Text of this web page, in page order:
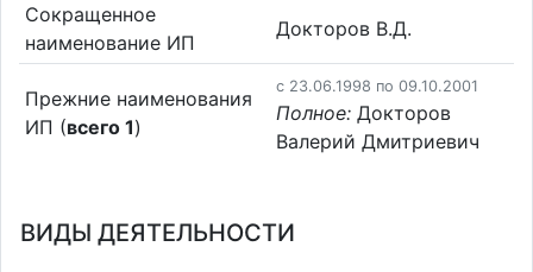
Сокращенное
наименование ИП
Докторов В.Д.
Прежние наименования
ИП (всего 1)
c 23.06.1998 по 09.10.2001
Полное: Докторов
Валерий Дмитриевич
ВИДЫ ДЕЯТЕЛЬНОСТИ